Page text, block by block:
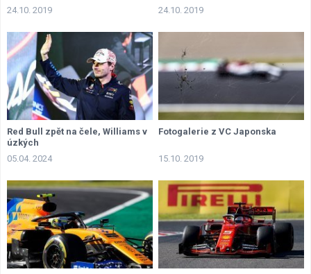
24.10. 2019
24.10. 2019
Red Bull zpět na čele, Williams v
úzkých
05.04. 2024
Fotogalerie z VC Japonska
15.10. 2019